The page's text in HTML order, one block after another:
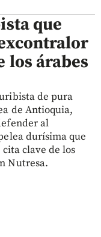
que
los árabes
de pura
de Antioquia,
al
durísima que
clave de los
Nutresa.